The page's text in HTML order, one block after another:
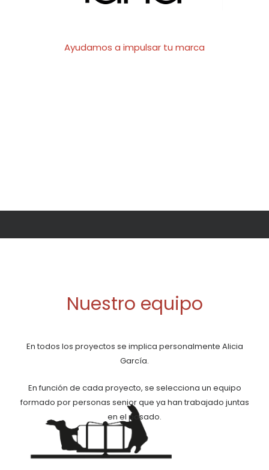
Ayudamos a impulsar tu marca
Nuestro equipo
En todos los proyectos se implica personalmente Alicia
García.
En función de cada proyecto, se selecciona un equipo
formado por personas senior que ya han trabajado juntas
en el pasado.